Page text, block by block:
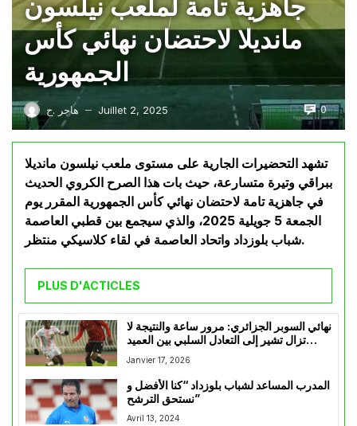
جاهزية تامة لملعب نيلسون
مانديلا لاحتضان نهائي كأس
الجمهورية
هاجر .ح — Juillet 2, 2025 0
تشهد التحضيرات الجارية على مستوى ملعب نيلسون مانديلا
ببراقي وتيرة متسارعة، حيث بات هذا الصرح الكروي الحديث
في جاهزية تامة لاحتضان نهائي كأس الجمهورية المقرر يوم
الجمعة 5 جويلية 2025، والذي سيجمع بين قطبي العاصمة
شباب بلوزداد واتحاد العاصمة في لقاء كلاسيكي منتظر.
PLUS D'ACTICLES
نهائي السوبر الجزائري: مرور ساعة والنتيجة لا
تزال تشير إلى التعادل السلبي بين العميد
وسوسطارة
Janvier 17, 2026
المدرب المساعد لشباب بلوزداد “كنا الأفضل و
نستحق الترشح”
Avril 13, 2024